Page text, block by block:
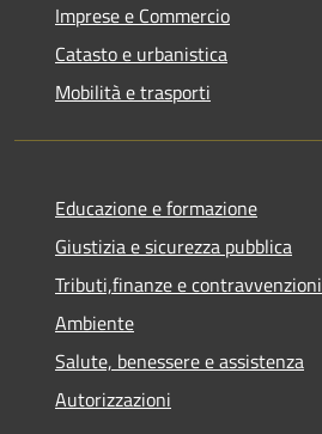
Imprese e Commercio
Catasto e urbanistica
Mobilità e trasporti
Educazione e formazione
Giustizia e sicurezza pubblica
Tributi,finanze e contravvenzioni
Ambiente
Salute, benessere e assistenza
Autorizzazioni